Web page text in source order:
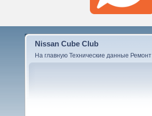
Nissan Cube Club
На главную Технические данные Ремонт